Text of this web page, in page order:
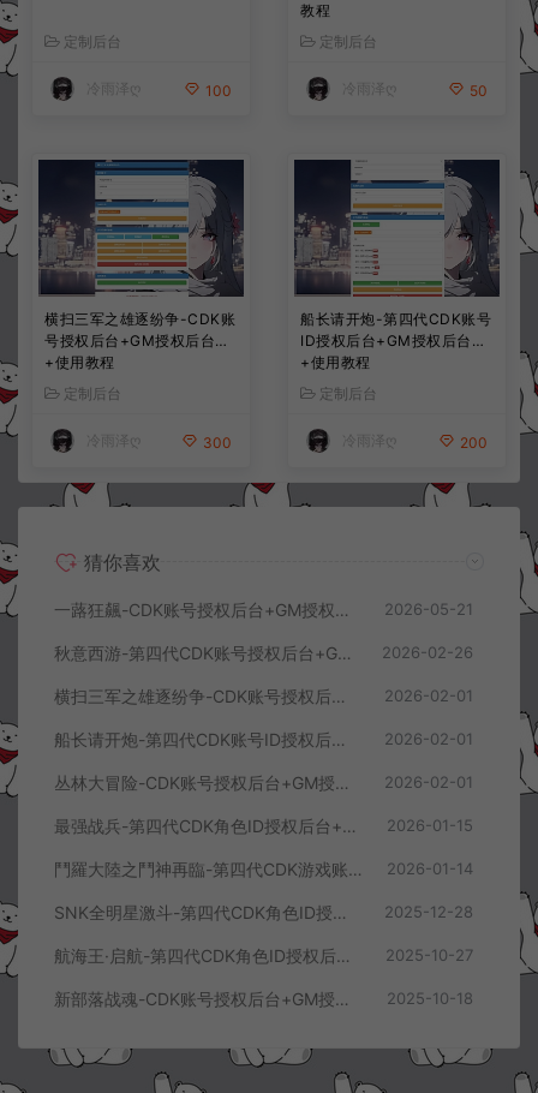
定制后台
冷雨泽ღ 100
教程
定制后台
冷雨泽ღ 50
横扫三军之雄逐纷争-CDK账
号授权后台+GM授权后台
+使用教程
定制后台
冷雨泽ღ 300
船长请开炮-第四代CDK账号
ID授权后台+GM授权后台
+使用教程
定制后台
冷雨泽ღ 200
猜你喜欢
一蕗狂飆-CDK账号授权后台+GM授权后台+使用教程 2026-05-21
秋意西游-第四代CDK账号授权后台+GM授权后台+使用教程 2026-02-26
横扫三军之雄逐纷争-CDK账号授权后台+GM授权后台+使用教程 2026-02-01
船长请开炮-第四代CDK账号ID授权后台+GM授权后台+使用教程 2026-02-01
丛林大冒险-CDK账号授权后台+GM授权后台+使用教程 2026-02-01
最强战兵-第四代CDK角色ID授权后台+GM授权后台+使用教程 2026-01-15
鬥羅大陸之鬥神再臨-第四代CDK游戏账号授权后台+GM授权后台+使用教程 2026-01-14
SNK全明星激斗-第四代CDK角色ID授权后台+GM授权后台+使用教程 2025-12-28
航海王·启航-第四代CDK角色ID授权后台+GM授权后台+使用教程 2025-10-27
新部落战魂-CDK账号授权后台+GM授权后台+使用教程 2025-10-18